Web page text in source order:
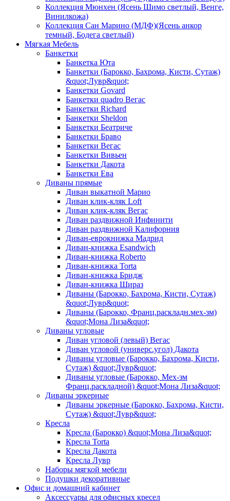
Коллекция Мюнхен (Ясень Шимо светлый, Венге,
Винилкожа)
Коллекция Сан Марино (МДФ)(Ясень анкор
темный, Бодега светлый)
Мягкая Мебель
Банкетки
Банкетка Юта
Банкетки (Барокко, Бахрома, Кисти, Сутаж)
&quot;Лувр&quot;
Банкетки Govard
Банкетки quadro Вегас
Банкетки Richard
Банкетки Sheldon
Банкетки Беатриче
Банкетки Браво
Банкетки Вегас
Банкетки Вивьен
Банкетки Дакота
Банкетки Ева
Диваны прямые
Диван выкатной Марио
Диван клик-кляк Loft
Диван клик-кляк Вегас
Диван раздвижной Инфинити
Диван раздвижной Калифорния
Диван-еврокнижка Мадрид
Диван-книжка Esandwich
Диван-книжка Roberto
Диван-книжка Torta
Диван-книжка Бридж
Диван-книжка Шираз
Диваны (Барокко, Бахрома, Кисти, Сутаж)
&quot;Лувр&quot;
Диваны (Барокко, Франц.раскладн.мех-зм)
&quot;Мона Лиза&quot;
Диваны угловые
Диван угловой (левый) Вегас
Диван угловой (универс.угол) Дакота
Диваны угловые (Барокко, Бахрома, Кисти,
Сутаж) &quot;Лувр&quot;
Диваны угловые (Барокко, Мех-зм
Франц.раскладной) &quot;Мона Лиза&quot;
Диваны эркерные
Диваны эркерные (Барокко, Бахрома, Кисти,
Сутаж) &quot;Лувр&quot;
Кресла
Кресла (Барокко) &quot;Мона Лиза&quot;
Кресла Torta
Кресла Дакота
Кресла Лувр
Наборы мягкой мебели
Подушки декоративные
Офис и домашний кабинет
Аксессуары для офисных кресел